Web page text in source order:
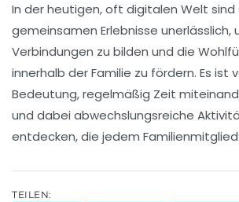
In der heutigen, oft digitalen Welt sind
gemeinsamen Erlebnisse unerlässlich,
Verbindungen zu bilden und die
innerhalb der Familie zu fördern. Es ist
Bedeutung, regelmäßig Zeit
und dabei abwechslungsreiche
entdecken, die jedem
TEILEN: